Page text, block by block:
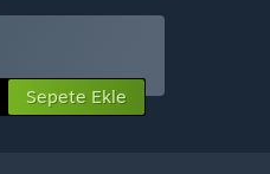
Sepete Ekle